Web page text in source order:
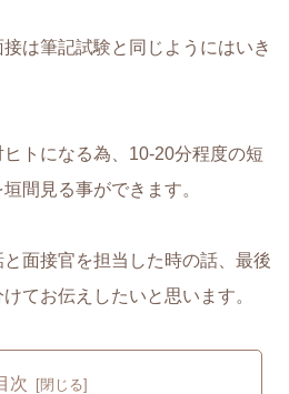
は筆記試験と同じようにはいき
トになる為、10-20分程度の短
間見る事ができます。
面接官を担当した時の話、最後
てお伝えしたいと思います。
次